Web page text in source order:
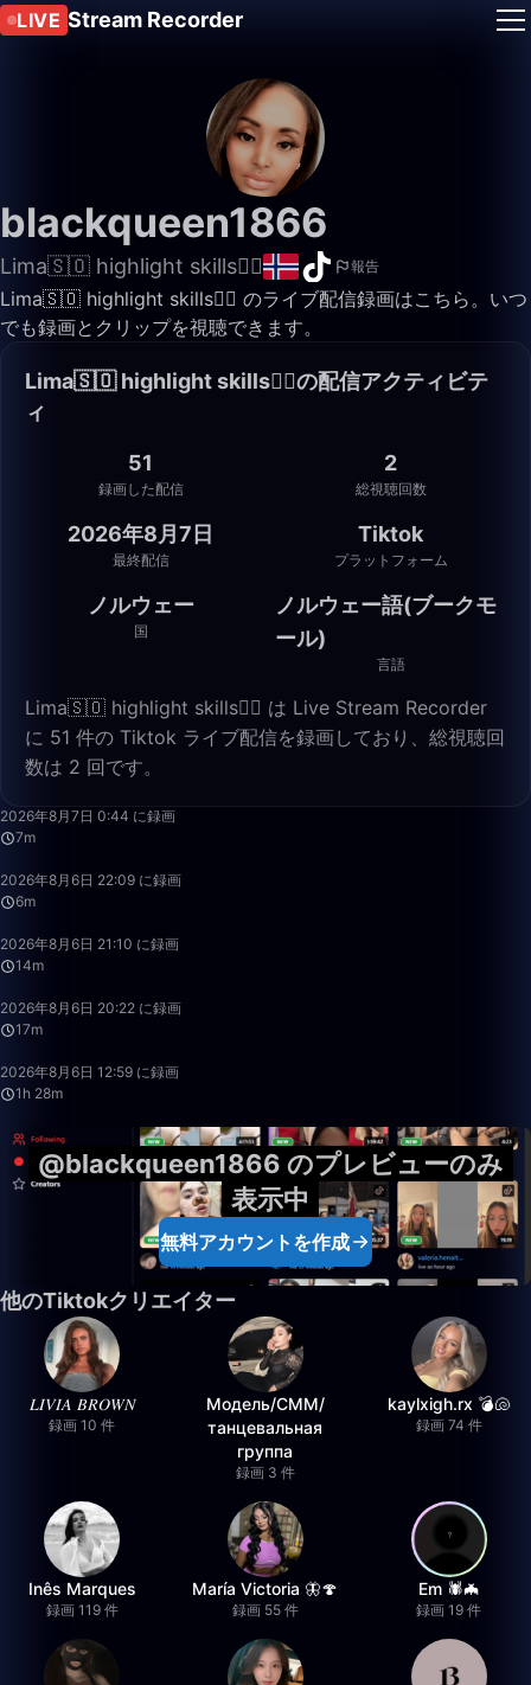
LIVE Stream Recorder
blackqueen1866
Lima🇸🇴 highlight skills✌🏽 報告
Lima🇸🇴 highlight skills✌🏽 のライブ配信録画はこちら。いつ
でも録画とクリップを視聴できます。
Lima🇸🇴 highlight skills✌🏽の配信アクティビテ
ィ
51
録画した配信
2
総視聴回数
2026年8月7日
最終配信
Tiktok
プラットフォーム
ノルウェー
国
ノルウェー語(ブークモ
ール)
言語
Lima🇸🇴 highlight skills✌🏽 は Live Stream Recorder
に 51 件の Tiktok ライブ配信を録画しており、総視聴回
数は 2 回です。
2026年8月7日 0:44 に録画
7m
2026年8月6日 22:09 に録画
6m
2026年8月6日 21:10 に録画
14m
2026年8月6日 20:22 に録画
17m
2026年8月6日 12:59 に録画
1h 28m
@blackqueen1866 のプレビューのみ
表示中
無料アカウントを作成
他のTiktokクリエイター
𝐿𝐼𝑉𝐼𝐴 𝐵𝑅𝑂𝑊𝑁
録画 10 件
Модель/СММ/
танцевальная
группа
録画 3 件
kaylxigh.rx 💣🐚
録画 74 件
Inês Marques
録画 119 件
María Victoria 🦋🍄
録画 55 件
Em 🕷️🦇
録画 19 件